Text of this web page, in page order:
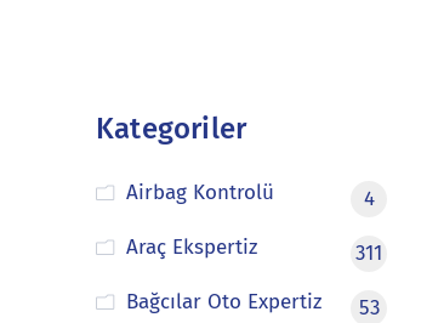
Kategoriler
Airbag Kontrolü
4
Araç Ekspertiz
311
Bağcılar Oto Expertiz
53